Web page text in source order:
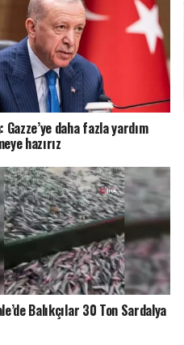
Gazze’ye daha fazla yardım
hazırız
Balıkçılar 30 Ton Sardalya